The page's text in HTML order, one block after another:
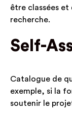
être classées et
recherche.
Self-
Catalogue de
exemple, si la
soutenir le